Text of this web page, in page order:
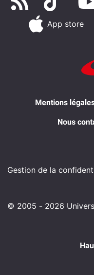
App store
Mentions
Nous
Gestion de la
© 2005 - 2026